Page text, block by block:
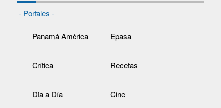
- Portales -
Panamá América Epasa
Crítica Recetas
Día a Día Cine